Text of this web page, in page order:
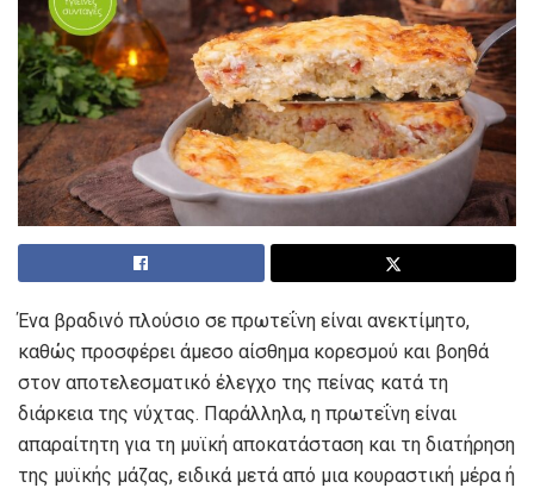
Ένα βραδινό πλούσιο σε πρωτεΐνη είναι ανεκτίμητο,
καθώς προσφέρει άμεσο αίσθημα κορεσμού και βοηθά
στον αποτελεσματικό έλεγχο της πείνας κατά τη
διάρκεια της νύχτας. Παράλληλα, η πρωτεΐνη είναι
απαραίτητη για τη μυϊκή αποκατάσταση και τη διατήρηση
της μυϊκής μάζας, ειδικά μετά από μια κουραστική μέρα ή